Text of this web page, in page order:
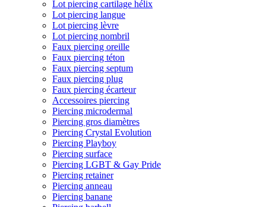
Lot piercing cartilage hélix
Lot piercing langue
Lot piercing lèvre
Lot piercing nombril
Faux piercing oreille
Faux piercing téton
Faux piercing septum
Faux piercing plug
Faux piercing écarteur
Accessoires piercing
Piercing microdermal
Piercing gros diamètres
Piercing Crystal Evolution
Piercing Playboy
Piercing surface
Piercing LGBT & Gay Pride
Piercing retainer
Piercing anneau
Piercing banane